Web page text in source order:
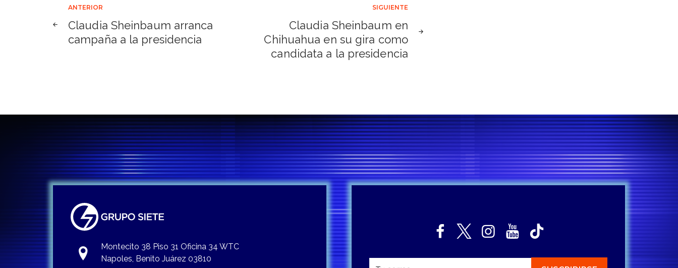
Navegación
de
ANTERIOR
Claudia Sheinbaum arranca
campaña a la presidencia
SIGUIENTE
Claudia Sheinbaum en
Chihuahua en su gira como
candidata a la presidencia
Montecito 38 Piso 31 Oficina 34 WTC
Napoles, Benito Juárez 03810